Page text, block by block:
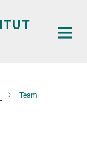
Team